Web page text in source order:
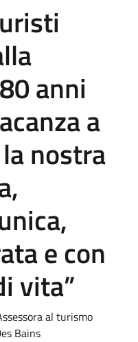
anni
a
nostra
e con
vita”
al turismo
Bains